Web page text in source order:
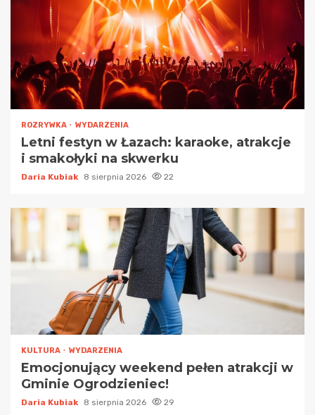
ROZRYWKA WYDARZENIA
Letni festyn w Łazach: karaoke, atrakcje
i smakołyki na skwerku
Daria Kubiak 8 sierpnia 2026 22
KULTURA WYDARZENIA
Emocjonujący weekend pełen atrakcji w
Gminie Ogrodzieniec!
Daria Kubiak 8 sierpnia 2026 29